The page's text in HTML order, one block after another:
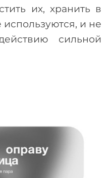
их, хранить в
используются, и не
сильной